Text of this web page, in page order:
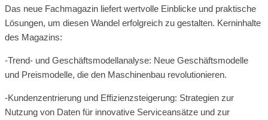
Das neue Fachmagazin liefert wertvolle Einblicke und praktische
Lösungen, um diesen Wandel erfolgreich zu gestalten. Kerninhalte
des Magazins:
-Trend- und Geschäftsmodellanalyse: Neue Geschäftsmodelle
und Preismodelle, die den Maschinenbau revolutionieren.
-Kundenzentrierung und Effizienzsteigerung: Strategien zur
Nutzung von Daten für innovative Serviceansätze und zur